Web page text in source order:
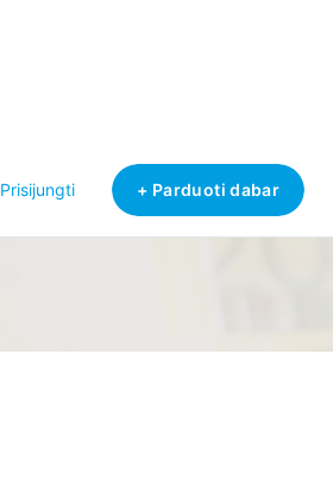
Prisijungti + Parduoti dabar